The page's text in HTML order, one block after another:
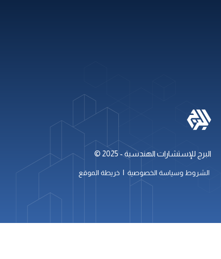
تابعنا على
البرج للإستشارات الهندسية - 2025 ©
الشروط وسياسة الخصوصية | خريطة الموقع